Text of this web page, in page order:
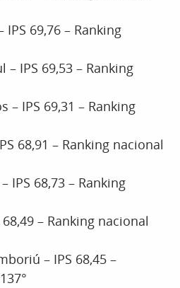
IPS 69,76 – Ranking
– IPS 69,53 – Ranking
– IPS 69,31 – Ranking
68,91 – Ranking nacional
IPS 68,73 – Ranking
68,49 – Ranking nacional
– IPS 68,45 –